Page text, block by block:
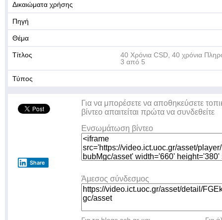
Δικαιώματα χρήσης
Πηγή
Θέμα
Τίτλος
40 Χρόνια CSD, 40 χρόνια
3 από 5
Τύπος
Share
Για να μπορέσετε να αποθηκεύσετε
βίντεο απαιτείται πρώτα να συνδεθείτε
Ενσωμάτωση βίντεο
Άμεσος σύνδεσμος